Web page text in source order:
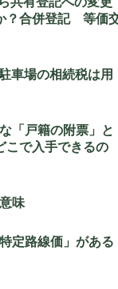
？合併登記 等価
車場の相続税は用
「戸籍の附票」と
こで入手できるの
味
定路線価」がある